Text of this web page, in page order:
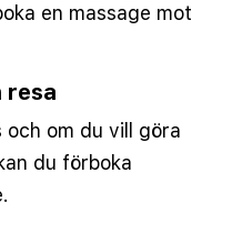
en massage mot
resa
och om du vill göra
du förboka